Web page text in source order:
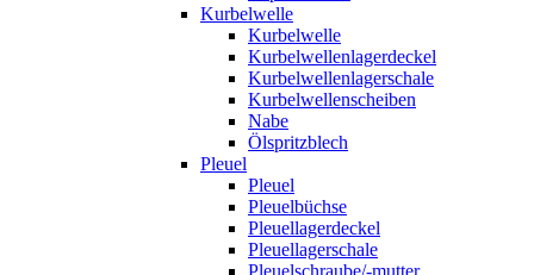
Kurbelwelle
Kurbelwelle
Kurbelwellenlagerdeckel
Kurbelwellenlagerschale
Kurbelwellenscheiben
Nabe
Ölspritzblech
Pleuel
Pleuel
Pleuelbüchse
Pleuellagerdeckel
Pleuellagerschale
Pleuelschraube/-mutter